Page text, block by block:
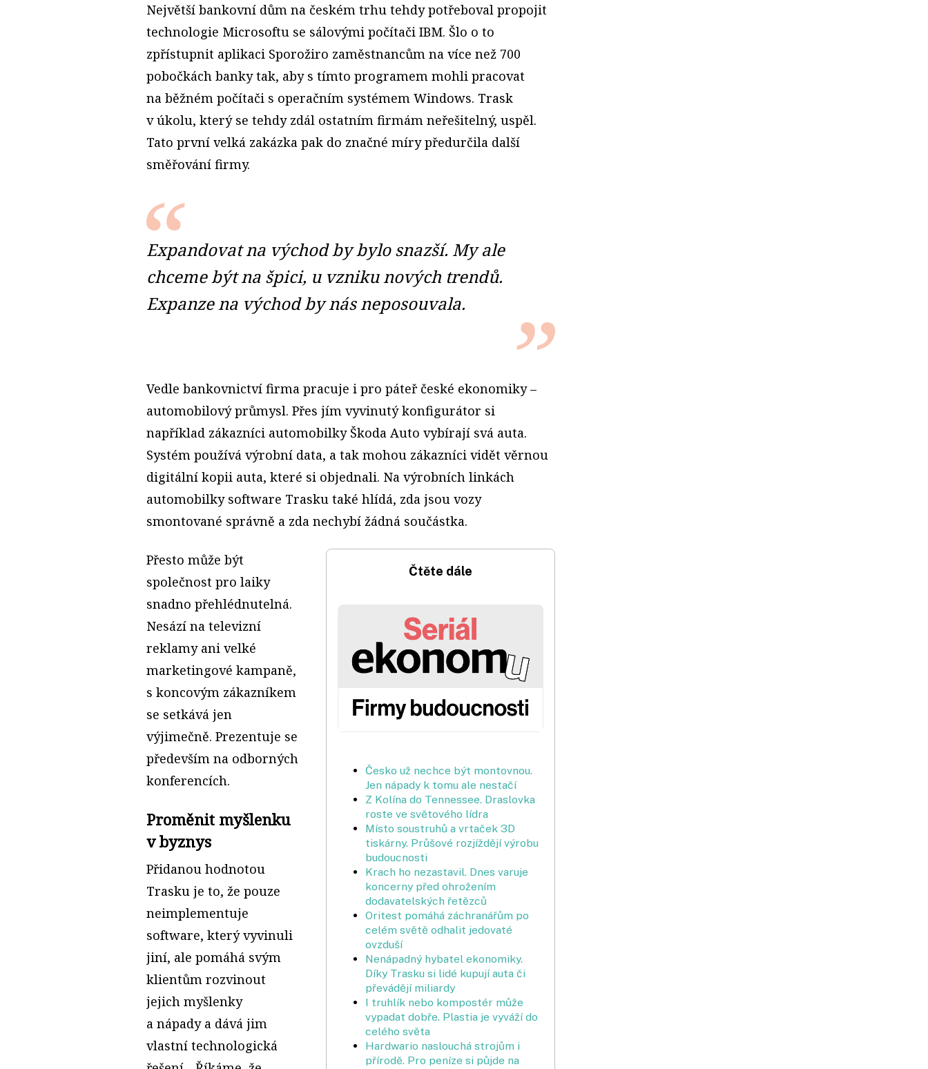
Největší bankovní dům na českém trhu tehdy potřeboval propojit
technologie Microsoftu se sálovými počítači IBM. Šlo o to
zpřístupnit aplikaci Sporožiro zaměstnancům na více než 700
pobočkách banky tak, aby s tímto programem mohli pracovat
na běžném počítači s operačním systémem Windows. Trask
v úkolu, který se tehdy zdál ostatním firmám neřešitelný, uspěl.
Tato první velká zakázka pak do značné míry předurčila další
směřování firmy.
Expandovat na východ by bylo snazší. My ale
chceme být na špici, u vzniku nových trendů.
Expanze na východ by nás neposouvala.
Vedle bankovnictví firma pracuje i pro páteř české ekonomiky –
automobilový průmysl. Přes jím vyvinutý konfigurátor si
například zákazníci automobilky Škoda Auto vybírají svá auta.
Systém používá výrobní data, a tak mohou zákazníci vidět věrnou
digitální kopii auta, které si objednali. Na výrobních linkách
automobilky software Trasku také hlídá, zda jsou vozy
smontované správně a zda nechybí žádná součástka.
Čtěte dále
Česko už nechce být montovnou.
Jen nápady k tomu ale nestačí
Z Kolína do Tennessee. Draslovka
roste ve světového lídra
Místo soustruhů a vrtaček 3D
tiskárny. Průšové rozjíždějí výrobu
budoucnosti
Krach ho nezastavil. Dnes varuje
koncerny před ohrožením
dodavatelských řetězců
Oritest pomáhá záchranářům po
celém světě odhalit jedovaté
ovzduší
Nenápadný hybatel ekonomiky.
Díky Trasku si lidé kupují auta či
převádějí miliardy
I truhlík nebo kompostér může
vypadat dobře. Plastia je vyváží do
celého světa
Hardwario naslouchá strojům i
přírodě. Pro peníze si půjde na
Přesto může být
společnost pro laiky
snadno přehlédnutelná.
Nesází na televizní
reklamy ani velké
marketingové kampaně,
s koncovým zákazníkem
se setkává jen
výjimečně. Prezentuje se
především na odborných
konferencích.
Proměnit myšlenku
v byznys
Přidanou hodnotou
Trasku je to, že pouze
neimplementuje
software, který vyvinuli
jiní, ale pomáhá svým
klientům rozvinout
jejich myšlenky
a nápady a dává jim
vlastní technologická